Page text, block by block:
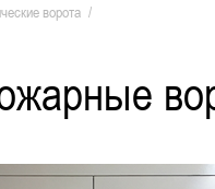
ворота /